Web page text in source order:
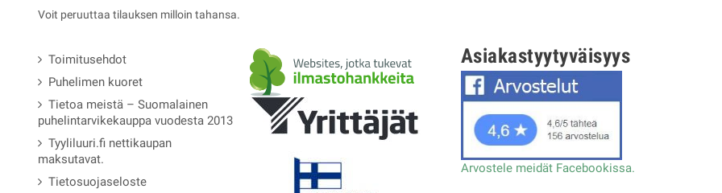
Voit peruuttaa tilauksen milloin tahansa.
Toimitusehdot
Puhelimen kuoret
Tietoa meistä – Suomalainen
puhelintarvikekauppa vuodesta 2013
Tyyliluuri.fi nettikaupan
maksutavat.
Tietosuojaseloste
Asiakastyytyväisyys
Arvostele meidät Facebookissa.